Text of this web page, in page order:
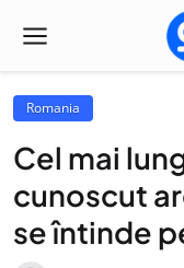
Romania
Cel mai
cunoscut
se întinde